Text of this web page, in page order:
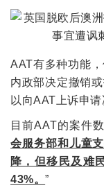
AAT有多种功能
内政部决定撤销
以向AAT上诉申请
目前AAT的案件
会服务部和儿童
降，但移民及难
43%。”